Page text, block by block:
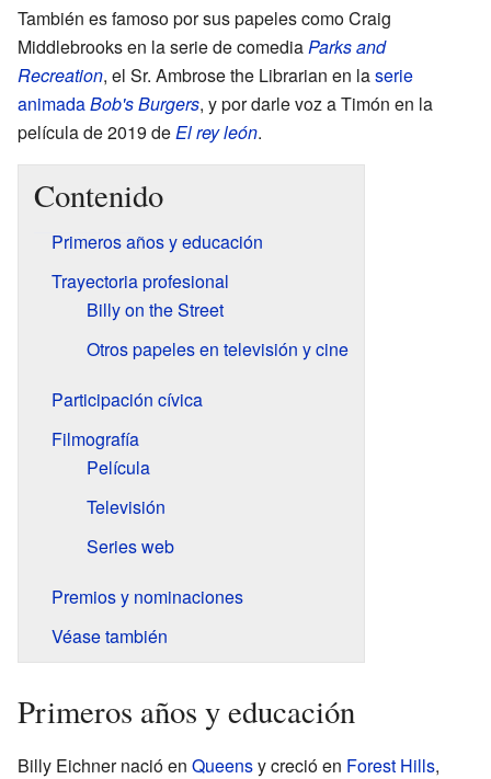
También es famoso por sus papeles como Craig
Middlebrooks en la serie de comediaParks and
Recreation, el Sr. Ambrose the Librarian en laserie
animadaBob's Burgers, y por darle voz a Timón en la
película de 2019 deEl rey león.
Contenido
Primeros años y educación
Trayectoria profesional
Billy on the Street
Otros papeles en televisión y cine
Participación cívica
Filmografía
Película
Televisión
Series web
Premios y nominaciones
Véase también
Primeros años y educación
Billy Eichner nació en Queensy creció en Forest Hills,